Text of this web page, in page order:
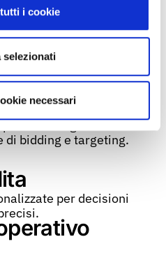
i cookie
selezionati
necessari
concreti.
continua
grazie a
di bidding e targeting.
per decisioni